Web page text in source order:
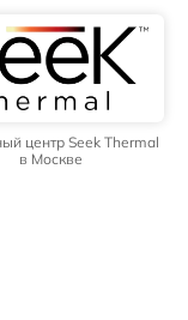
центр Seek Thermal
в Москве